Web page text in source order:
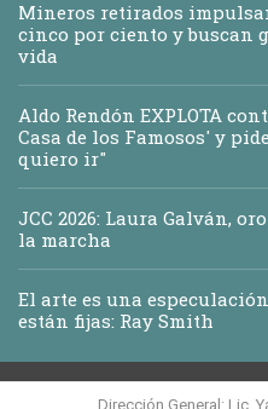
Mineros retirados
cinco por ciento y buscan
vida
Aldo Rendón EXPLOTA
Casa de los Famosos' y
quiero ir"
JCC 2026: Laura Galván,
la marcha
El arte es una
están fijas: Ray Smith
Dirección General: Lic.